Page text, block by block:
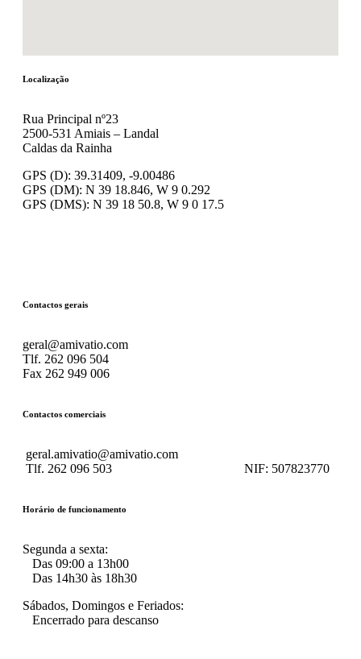
Localização
Rua Principal nº23
2500-531 Amiais – Landal
Caldas da Rainha
GPS (D): 39.31409, -9.00486
GPS (DM): N 39 18.846, W 9 0.292
GPS (DMS): N 39 18 50.8, W 9 0 17.5
Contactos gerais
geral@amivatio.com
Tlf. 262 096 504
Fax 262 949 006
Contactos comerciais
geral.amivatio@amivatio.com
Tlf. 262 096 503 NIF: 507823770
Horário de funcionamento
Segunda a sexta:
Das 09:00 a 13h00
Das 14h30 às 18h30
Sábados, Domingos e Feriados:
Encerrado para descanso